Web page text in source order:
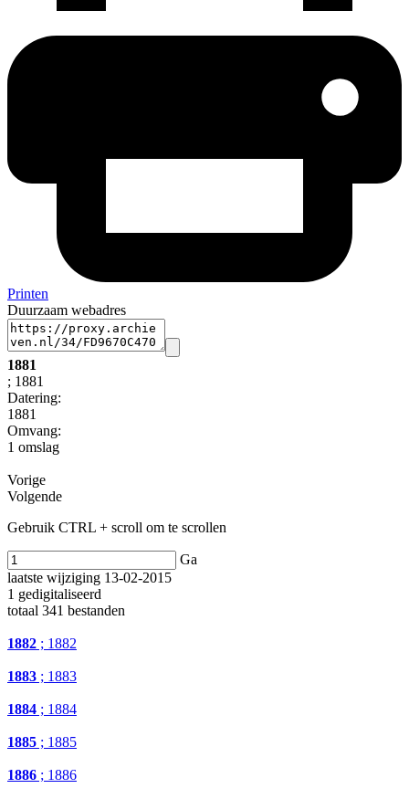
Printen
Duurzaam webadres
1881
; 1881
Datering:
1881
Omvang:
1 omslag
Vorige
Volgende
Gebruik CTRL + scroll om te scrollen
Ga
laatste wijziging 13-02-2015
1 gedigitaliseerd
totaal 341 bestanden
1882 ; 1882
1883 ; 1883
1884 ; 1884
1885 ; 1885
1886 ; 1886